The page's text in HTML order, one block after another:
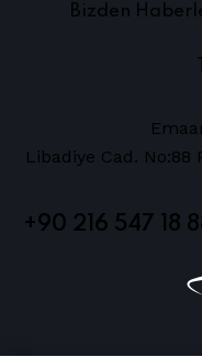
Bizden
Libadiye Cad. No:88
+90 216 547 18